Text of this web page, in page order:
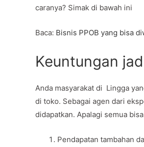
caranya? Simak di bawah ini
Baca: Bisnis PPOB yang bisa
Keuntungan
Anda masyarakat di Lingga
di toko. Sebagai agen dari
didapatkan. Apalagi semua
Pendapatan tambahan